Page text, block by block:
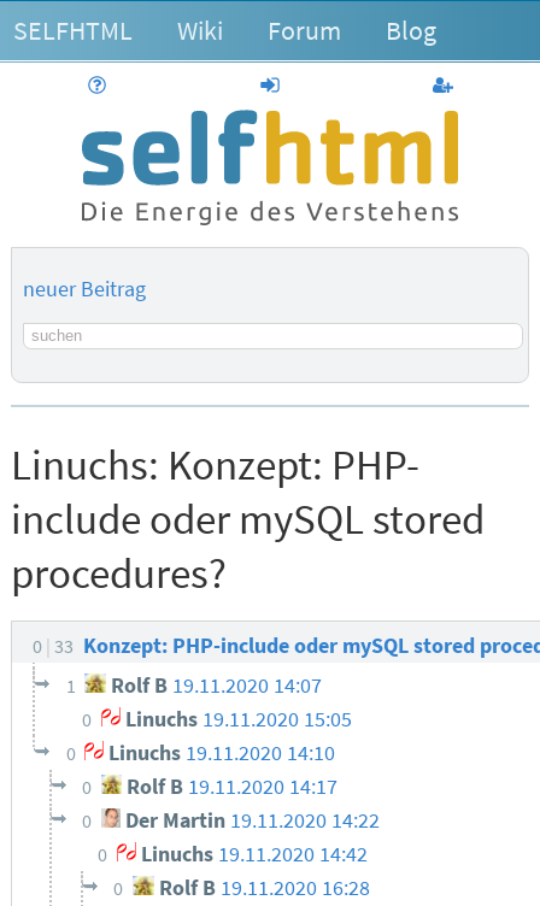
SELFHTML Wiki Forum Blog
anmelden
neuer Beitrag
Suchbegriff
Linuchs: Konzept: PHP-
include oder mySQL stored
procedures?
0 33 Konzept: PHP-include oder mySQL stored
1 Rolf B 19.11.2020 14:07
0 Linuchs 19.11.2020 15:05
0 Linuchs 19.11.2020 14:10
0 Rolf B 19.11.2020 14:17
0 Der Martin 19.11.2020 14:22
0 Linuchs 19.11.2020 14:42
0 Rolf B 19.11.2020 16:28